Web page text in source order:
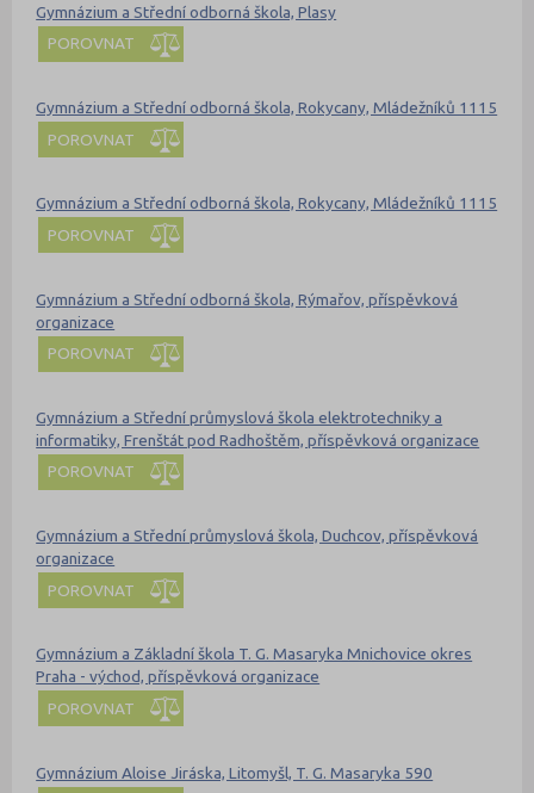
Gymnázium a Střední odborná škola, Plasy
POROVNAT
Gymnázium a Střední odborná škola, Rokycany, Mládežníků 1115
POROVNAT
Gymnázium a Střední odborná škola, Rokycany, Mládežníků 1115
POROVNAT
Gymnázium a Střední odborná škola, Rýmařov, příspěvková
organizace
POROVNAT
Gymnázium a Střední průmyslová škola elektrotechniky a
informatiky, Frenštát pod Radhoštěm, příspěvková organizace
POROVNAT
Gymnázium a Střední průmyslová škola, Duchcov, příspěvková
organizace
POROVNAT
Gymnázium a Základní škola T. G. Masaryka Mnichovice okres
Praha - východ, příspěvková organizace
POROVNAT
Gymnázium Aloise Jiráska, Litomyšl, T. G. Masaryka 590